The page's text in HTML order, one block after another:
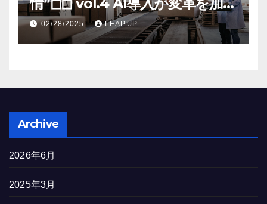
する米国製造業の最前線
02/28/2025 LEAP JP
Archive
2026年6月
2025年3月